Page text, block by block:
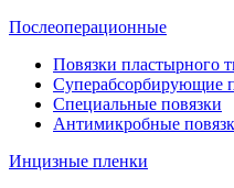
Послеоперационные
Повязки пластырного
Суперабсорбирующие
Специальные повязки
Антимикробные
Инцизные пленки